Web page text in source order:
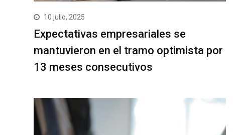
10 julio, 2025
Expectativas empresariales se
mantuvieron en el tramo optimista por
13 meses consecutivos